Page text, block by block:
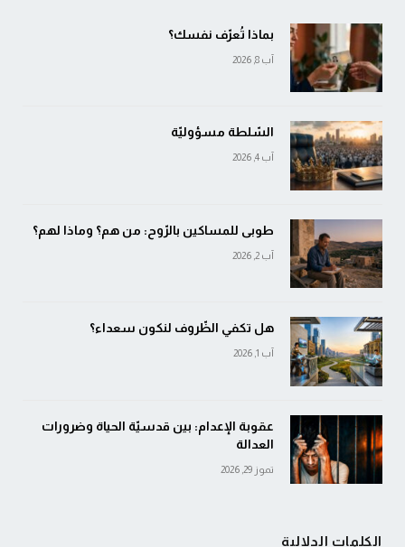
بماذا تُعرّف نفسك؟
آب 8, 2026
السّلطة مسؤوليّة
آب 4, 2026
طوبى للمساكين بالرّوح: من هم؟ وماذا لهم؟
آب 2, 2026
هل تكفي الظّروف لنكون سعداء؟
آب 1, 2026
عقوبة الإعدام: بين قدسيّة الحياة وضرورات
العدالة
تموز 29, 2026
الكلمات الدلالية